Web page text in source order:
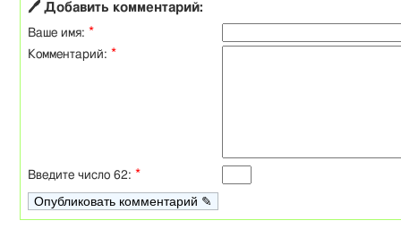
🖊 Добавить комментарий:
Ваше имя: *
Комментарий: *
Введите число 62: *